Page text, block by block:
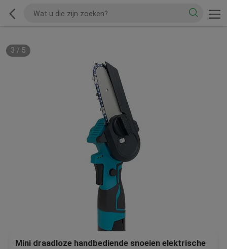
3 / 5
Mini draadloze handbediende snoeien elektrische